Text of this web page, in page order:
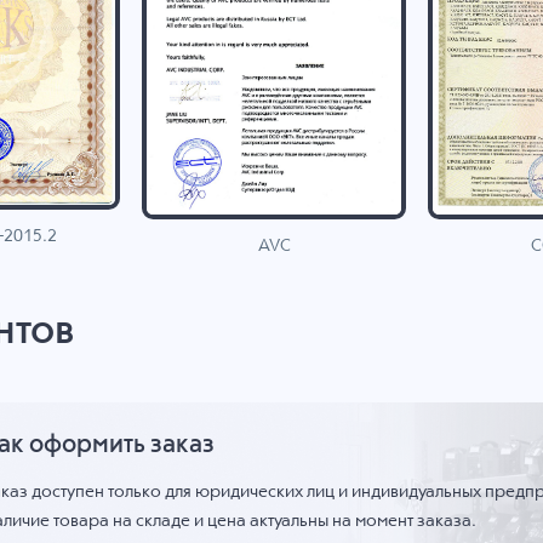
AVC
оформить заказ
доступен только для юридических лиц и индивидуальных
товара на складе и цена актуальны на момент заказа.